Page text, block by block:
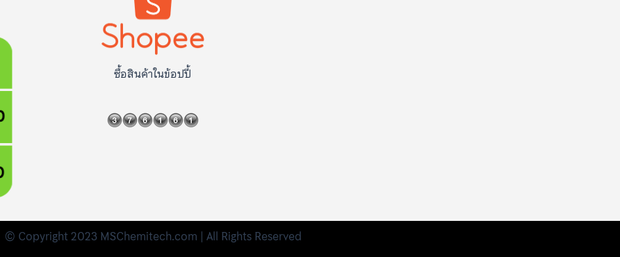
ซื้อสินค้าในข้อปปี้
© Copyright 2023 MSChemitech.com | All Rights Reserved